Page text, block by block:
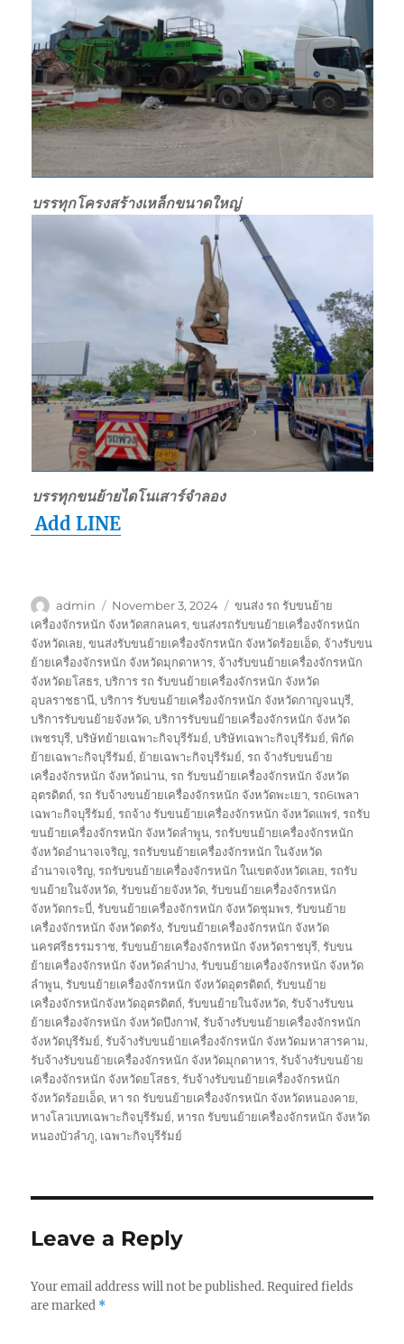
บรรทุกโครงสร้างเหล็กขนาดใหญ่
บรรทุกขนย้ายไดโนเสาร์จำลอง
Add LINE
Author
admin
Posted
on
November 3, 2024 Tags
ขนส่ง รถ รับขนย้าย
เครื่องจักรหนัก จังหวัดสกลนคร,ขนส่งรถรับขนย้ายเครื่องจักรหนัก
จังหวัดเลย,ขนส่งรับขนย้ายเครื่องจักรหนัก จังหวัดร้อยเอ็ด, จ้างรับขน
ย้ายเครื่องจักรหนัก จังหวัดมุกดาหาร, จ้างรับขนย้ายเครื่องจักรหนัก
จังหวัดยโสธร,บริการ รถ รับขนย้ายเครื่องจักรหนัก จังหวัด
อุบลราชธานี,บริการ รับขนย้ายเครื่องจักรหนัก จังหวัดกาญจนบุรี,
บริการรับขนย้ายจังหวัด,บริการรับขนย้ายเครื่องจักรหนัก จังหวัด
เพชรบุรี,บริษัทย้ายเฉพาะกิจบุรีรัมย์,บริษัทเฉพาะกิจบุรีรัมย์,พิกัด
ย้ายเฉพาะกิจบุรีรัมย์, ย้ายเฉพาะกิจบุรีรัมย์,รถ จ้างรับขนย้าย
เครื่องจักรหนัก จังหวัดน่าน,รถ รับขนย้ายเครื่องจักรหนัก จังหวัด
อุตรดิตถ์,รถ รับจ้างขนย้ายเครื่องจักรหนัก จังหวัดพะเยา,รถ6เพลา
เฉพาะกิจบุรีรัมย์,รถจ้าง รับขนย้ายเครื่องจักรหนัก จังหวัดแพร่,รถรับ
ขนย้ายเครื่องจักรหนัก จังหวัดลำพูน,รถรับขนย้ายเครื่องจักรหนัก
จังหวัดอำนาจเจริญ,รถรับขนย้ายเครื่องจักรหนัก ในจังหวัด
อำนาจเจริญ,รถรับขนย้ายเครื่องจักรหนัก ในเขตจังหวัดเลย,รถรับ
ขนย้ายในจังหวัด,รับขนย้ายจังหวัด,รับขนย้ายเครื่องจักรหนัก
จังหวัดกระบี่,รับขนย้ายเครื่องจักรหนัก จังหวัดชุมพร,รับขนย้าย
เครื่องจักรหนัก จังหวัดตรัง,รับขนย้ายเครื่องจักรหนัก จังหวัด
นครศรีธรรมราช,รับขนย้ายเครื่องจักรหนัก จังหวัดราชบุรี,รับขน
ย้ายเครื่องจักรหนัก จังหวัดลำปาง,รับขนย้ายเครื่องจักรหนัก จังหวัด
ลำพูน,รับขนย้ายเครื่องจักรหนัก จังหวัดอุตรดิตถ์,รับขนย้าย
เครื่องจักรหนักจังหวัดอุตรดิตถ์,รับขนย้ายในจังหวัด,รับจ้างรับขน
ย้ายเครื่องจักรหนัก จังหวัดบึงกาฬ,รับจ้างรับขนย้ายเครื่องจักรหนัก
จังหวัดบุรีรัมย์,รับจ้างรับขนย้ายเครื่องจักรหนัก จังหวัดมหาสารคาม,
รับจ้างรับขนย้ายเครื่องจักรหนัก จังหวัดมุกดาหาร,รับจ้างรับขนย้าย
เครื่องจักรหนัก จังหวัดยโสธร,รับจ้างรับขนย้ายเครื่องจักรหนัก
จังหวัดร้อยเอ็ด,หา รถ รับขนย้ายเครื่องจักรหนัก จังหวัดหนองคาย,
หางโลวเบทเฉพาะกิจบุรีรัมย์,หารถ รับขนย้ายเครื่องจักรหนัก จังหวัด
หนองบัวลำภู, เฉพาะกิจบุรีรัมย์
Leave a Reply
Your email address will not be published. Required fields
are marked *